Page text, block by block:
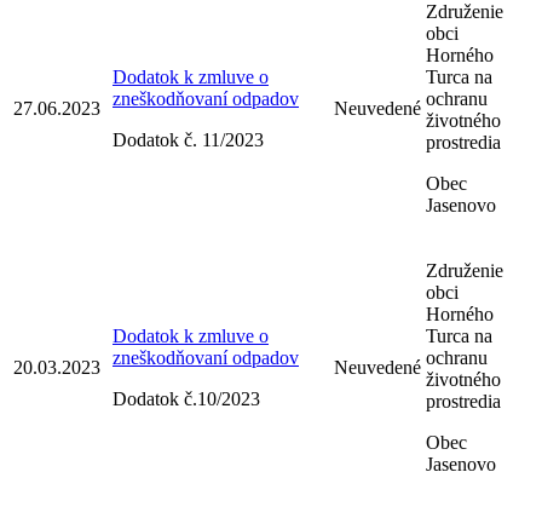
27.06.2023
Dodatok k zmluve o
zneškodňovaní odpadov
Dodatok č. 11/2023
Neuvedené
Združenie
obci
Horného
Turca na
ochranu
životného
prostredia
Obec
Jasenovo
20.03.2023
Dodatok k zmluve o
zneškodňovaní odpadov
Dodatok č.10/2023
Neuvedené
Združenie
obci
Horného
Turca na
ochranu
životného
prostredia
Obec
Jasenovo